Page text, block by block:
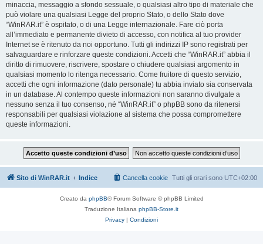
minaccia, messaggio a sfondo sessuale, o qualsiasi altro tipo di materiale che
può violare una qualsiasi Legge del proprio Stato, o dello Stato dove
“WinRAR.it” è ospitato, o di una Legge internazionale. Fare ciò porta
all’immediato e permanente divieto di accesso, con notifica al tuo provider
Internet se è ritenuto da noi opportuno. Tutti gli indirizzi IP sono registrati per
salvaguardare e rinforzare queste condizioni. Accetti che “WinRAR.it” abbia il
diritto di rimuovere, riscrivere, spostare o chiudere qualsiasi argomento in
qualsiasi momento lo ritenga necessario. Come fruitore di questo servizio,
accetti che ogni informazione (dato personale) tu abbia inviato sia conservata
in un database. Al contempo queste informazioni non saranno divulgate a
nessuno senza il tuo consenso, né “WinRAR.it” o phpBB sono da ritenersi
responsabili per qualsiasi violazione al sistema che possa compromettere
queste informazioni.
Sito di WinRAR.it Indice Tutti gli orari sono UTC+02:00
Cancella cookie
Creato da phpBB® Forum Software © phpBB Limited
Traduzione Italiana phpBB-Store.it
Privacy | Condizioni